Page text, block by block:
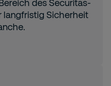
des Securitas-
langfristig Sicherheit